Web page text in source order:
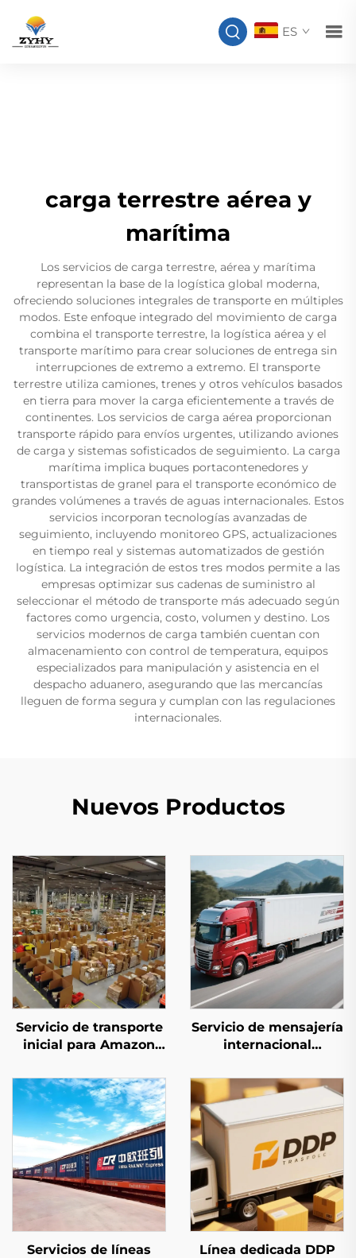
ES
carga terrestre aérea y
marítima
Los servicios de carga terrestre, aérea y marítima
representan la base de la logística global moderna,
ofreciendo soluciones integrales de transporte en múltiples
modos. Este enfoque integrado del movimiento de carga
combina el transporte terrestre, la logística aérea y el
transporte marítimo para crear soluciones de entrega sin
interrupciones de extremo a extremo. El transporte
terrestre utiliza camiones, trenes y otros vehículos basados
en tierra para mover la carga eficientemente a través de
continentes. Los servicios de carga aérea proporcionan
transporte rápido para envíos urgentes, utilizando aviones
de carga y sistemas sofisticados de seguimiento. La carga
marítima implica buques portacontenedores y
transportistas de granel para el transporte económico de
grandes volúmenes a través de aguas internacionales. Estos
servicios incorporan tecnologías avanzadas de
seguimiento, incluyendo monitoreo GPS, actualizaciones
en tiempo real y sistemas automatizados de gestión
logística. La integración de estos tres modos permite a las
empresas optimizar sus cadenas de suministro al
seleccionar el método de transporte más adecuado según
factores como urgencia, costo, volumen y destino. Los
servicios modernos de carga también cuentan con
almacenamiento con control de temperatura, equipos
especializados para manipulación y asistencia en el
despacho aduanero, asegurando que las mercancías
lleguen de forma segura y cumplan con las regulaciones
internacionales.
Nuevos Productos
Servicio de transporte
inicial para Amazon
Servicio de mensajería
internacional
Servicios de líneas
Línea dedicada DDP